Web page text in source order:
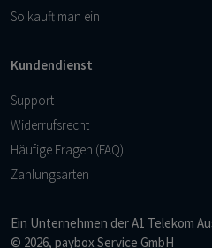
So kauft man ein
Kundendienst
Support
Widerrufsrecht
Häufige Fragen (FAQ)
Zahlungsarten
Ein Unternehmen derA1 Telekom
© 2026, paybox Service GmbH